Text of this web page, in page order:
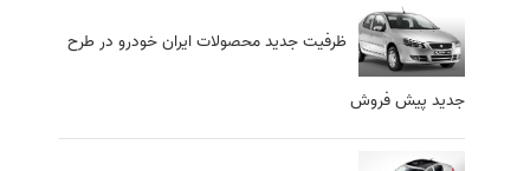
ظرفیت جدید محصولات ایران خودرو در طرح
جدید پیش فروش